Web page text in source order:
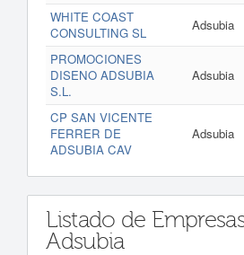
WHITE COAST
CONSULTING SL
Adsubia
PROMOCIONES
DISENO ADSUBIA
S.L.
Adsubia
CP SAN VICENTE
FERRER DE
ADSUBIA CAV
Adsubia
Listado de
Adsubia